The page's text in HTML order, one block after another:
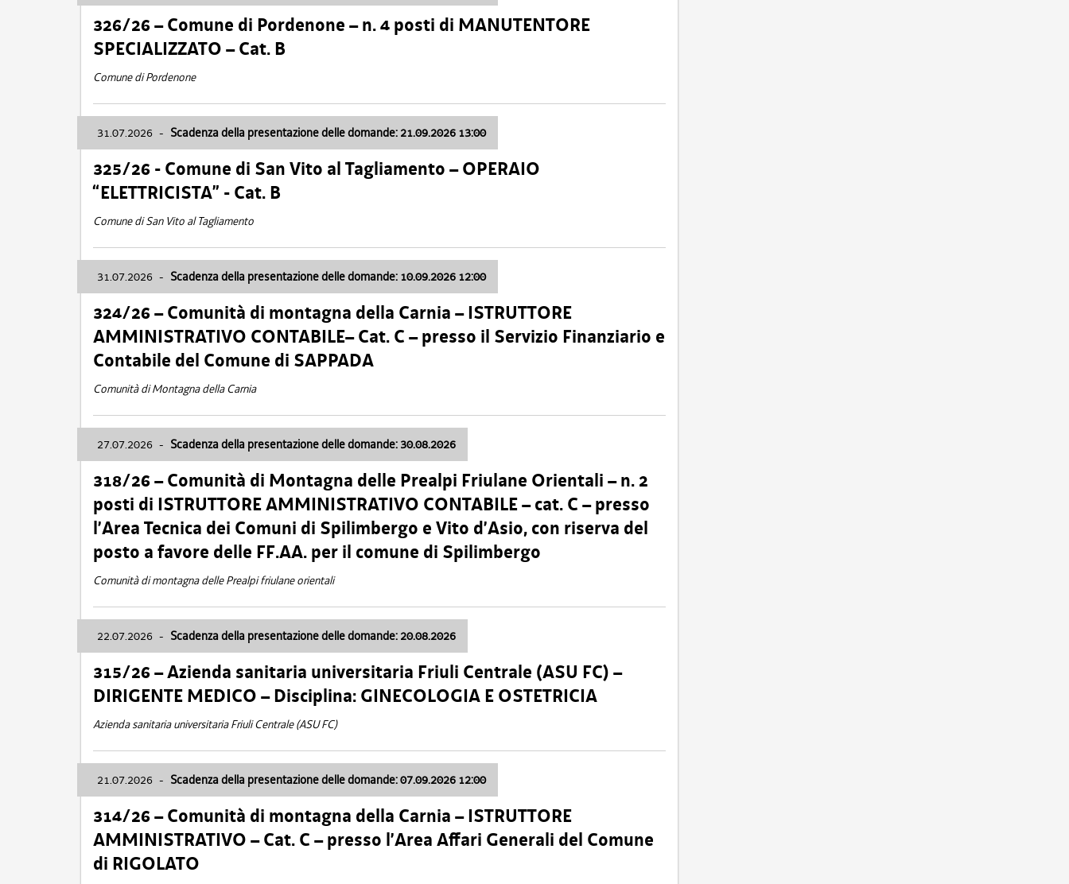
326/26 – Comune di Pordenone – n. 4 posti di MANUTENTORE
SPECIALIZZATO – Cat. B
Comune di Pordenone
31.07.2026 - Scadenza della presentazione delle domande: 21.09.2026 13:00
325/26 - Comune di San Vito al Tagliamento – OPERAIO
“ELETTRICISTA” - Cat. B
Comune di San Vito al Tagliamento
31.07.2026 - Scadenza della presentazione delle domande: 10.09.2026 12:00
324/26 – Comunità di montagna della Carnia – ISTRUTTORE
AMMINISTRATIVO CONTABILE– Cat. C – presso il Servizio Finanziario e
Contabile del Comune di SAPPADA
Comunità di Montagna della Carnia
27.07.2026 - Scadenza della presentazione delle domande: 30.08.2026
318/26 – Comunità di Montagna delle Prealpi Friulane Orientali – n. 2
posti di ISTRUTTORE AMMINISTRATIVO CONTABILE – cat. C – presso
l’Area Tecnica dei Comuni di Spilimbergo e Vito d’Asio, con riserva del
posto a favore delle FF.AA. per il comune di Spilimbergo
Comunità di montagna delle Prealpi friulane orientali
22.07.2026 - Scadenza della presentazione delle domande: 20.08.2026
315/26 – Azienda sanitaria universitaria Friuli Centrale (ASU FC) –
DIRIGENTE MEDICO – Disciplina: GINECOLOGIA E OSTETRICIA
Azienda sanitaria universitaria Friuli Centrale (ASU FC)
21.07.2026 - Scadenza della presentazione delle domande: 07.09.2026 12:00
314/26 – Comunità di montagna della Carnia – ISTRUTTORE
AMMINISTRATIVO – Cat. C – presso l’Area Affari Generali del Comune
di RIGOLATO